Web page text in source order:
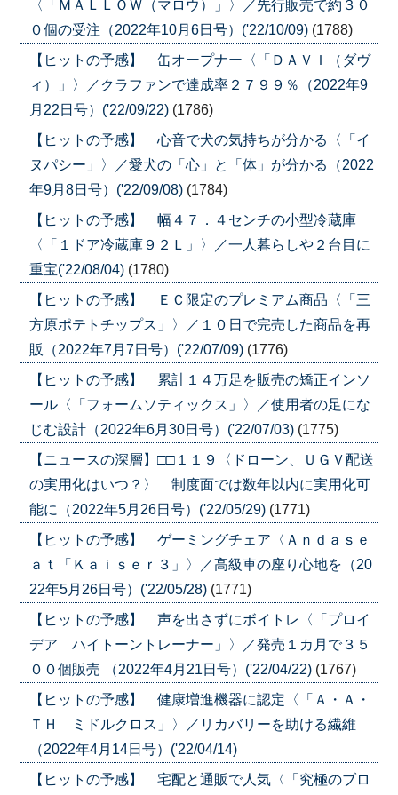
〈「ＭＡＬＬＯＷ（マロウ）」〉／先行販売で約３０
０個の受注（2022年10月6日号）('22/10/09) (1788)
【ヒットの予感】 缶オープナー〈「ＤＡＶＩ（ダヴ
ィ）」〉／クラファンで達成率２７９９％（2022年9
月22日号）('22/09/22) (1786)
【ヒットの予感】 心音で犬の気持ちが分かる〈「イ
ヌパシー」〉／愛犬の「心」と「体」が分かる（2022
年9月8日号）('22/09/08) (1784)
【ヒットの予感】 幅４７．４センチの小型冷蔵庫
〈「１ドア冷蔵庫９２Ｌ」〉／一人暮らしや２台目に
重宝('22/08/04) (1780)
【ヒットの予感】 ＥＣ限定のプレミアム商品〈「三
方原ポテトチップス」〉／１０日で完売した商品を再
販（2022年7月7日号）('22/07/09) (1776)
【ヒットの予感】 累計１４万足を販売の矯正インソ
ール〈「フォームソティックス」〉／使用者の足にな
じむ設計（2022年6月30日号）('22/07/03) (1775)
【ニュースの深層】□□１１９〈ドローン、ＵＧＶ配送
の実用化はいつ？〉 制度面では数年以内に実用化可
能に（2022年5月26日号）('22/05/29) (1771)
【ヒットの予感】 ゲーミングチェア〈Ａｎｄａｓｅ
ａｔ「Ｋａｉｓｅｒ３」〉／高級車の座り心地を（20
22年5月26日号）('22/05/28) (1771)
【ヒットの予感】 声を出さずにボイトレ〈「プロイ
デア ハイトーントレーナー」〉／発売１カ月で３５
００個販売 （2022年4月21日号）('22/04/22) (1767)
【ヒットの予感】 健康増進機器に認定〈「Ａ・Ａ・
ＴＨ ミドルクロス」〉／リカバリーを助ける繊維
（2022年4月14日号）('22/04/14)
【ヒットの予感】 宅配と通販で人気〈「究極のブロ